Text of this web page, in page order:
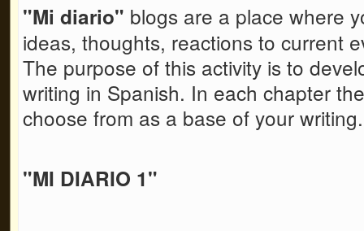
"Mi diario" blogs are a place where
ideas, thoughts, reactions to current
The purpose of this activity is to
writing in Spanish. In each chapter
choose from as a base of your
"MI DIARIO 1"